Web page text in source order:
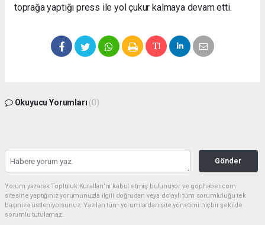
toprağa yaptığı press ile yol çukur kalmaya devam etti.
Okuyucu Yorumları (0)
Gönder
Yorum yazarak Topluluk Kuralları’nı kabul etmiş bulunuyor ve gophaber.com
sitesine yaptığınız yorumunuzla ilgili doğrudan veya dolaylı tüm sorumluluğu tek
başınıza üstleniyorsunuz. Yazılan tüm yorumlardan site yönetimi hiçbir şekilde
sorumlu tutulamaz.